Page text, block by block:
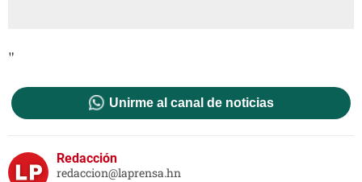
"
Unirme al canal de noticias
Redacción
redaccion@laprensa.hn